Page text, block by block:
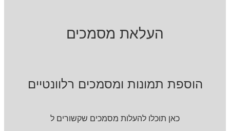
העלאת מסמכים
הוספת תמונות ומסמכים רלוונטיים
כאן תוכלו להעלות מסמכים שקשורים ל